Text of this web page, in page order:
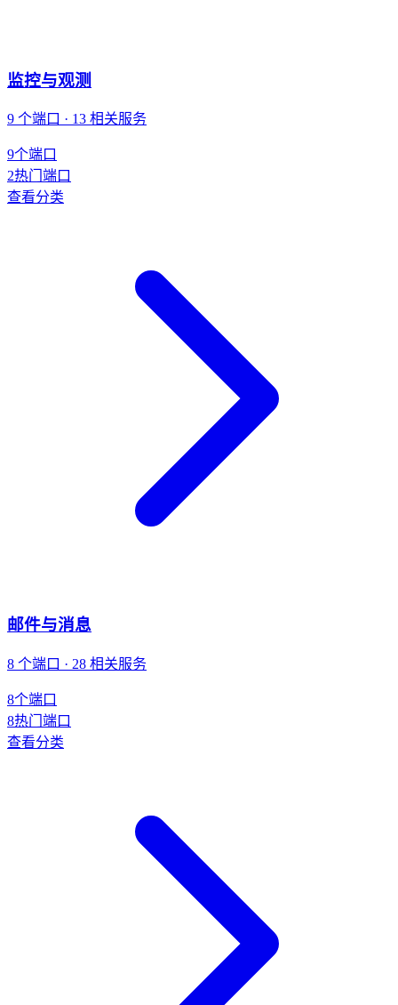
监控与观测
9 个端口 · 13 相关服务
9个端口
2热门端口
查看分类
邮件与消息
8 个端口 · 28 相关服务
8个端口
8热门端口
查看分类